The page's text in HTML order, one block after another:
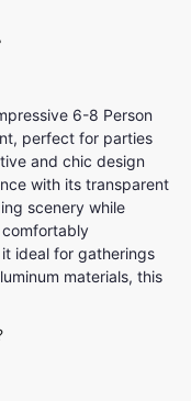
6-8 Person
perfect for parties
and chic design
with its transparent
scenery while
ideal for gatherings
materials, this